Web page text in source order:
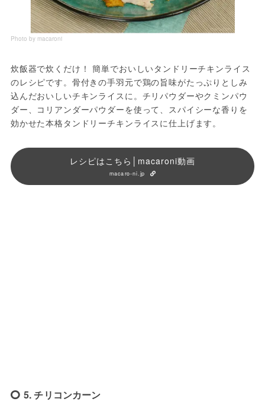
Photo by macaroni
炊飯器で炊くだけ！ 簡単でおいしいタンドリーチキンライス
のレシピです。骨付きの手羽元で鶏の旨味がたっぷりとしみ
込んだおいしいチキンライスに。チリパウダーやクミンパウ
ダー、コリアンダーパウダーを使って、スパイシーな香りを
効かせた本格タンドリーチキンライスに仕上げます。
レシピはこちら│macaroni動画
macaro-ni.jp
5. チリコンカーン